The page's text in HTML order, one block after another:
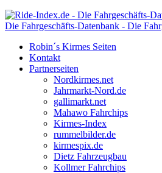
Die Fahrgeschäfts-Datenbank - Die
Robin´s Kirmes Seiten
Kontakt
Partnerseiten
Nordkirmes.net
Jahrmarkt-Nord.de
gallimarkt.net
Mahawo Fahrchips
Kirmes-Index
rummelbilder.de
kirmespix.de
Dietz Fahrzeugbau
Kollmer Fahrchips